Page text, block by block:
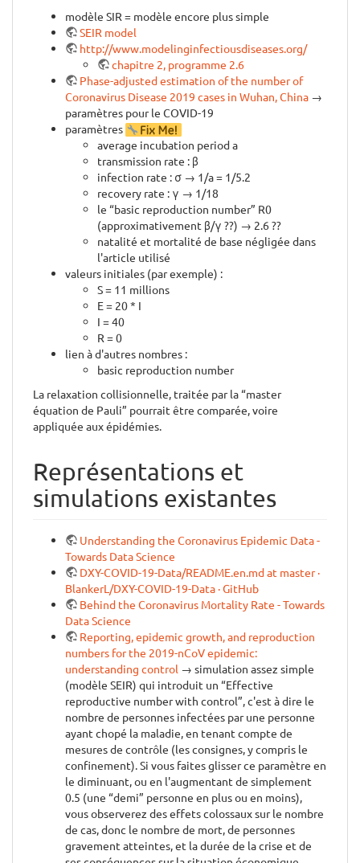
modèle SIR = modèle encore plus simple
SEIR model
http://www.modelinginfectiousdiseases.org/
chapitre 2, programme 2.6
Phase-adjusted estimation of the number of
Coronavirus Disease 2019 cases in Wuhan, China →
paramètres pour le COVID-19
paramètres
average incubation period a
transmission rate : β
infection rate : σ → 1/a = 1/5.2
recovery rate : γ → 1/18
le “basic reproduction number” R0
(approximativement β/γ ??) → 2.6 ??
natalité et mortalité de base négligée dans
l'article utilisé
valeurs initiales (par exemple) :
S = 11 millions
E = 20 * I
I = 40
R = 0
lien à d'autres nombres :
basic reproduction number
La relaxation collisionnelle, traitée par la “master
équation de Pauli” pourrait être comparée, voire
appliquée aux épidémies.
Représentations et
simulations existantes
Understanding the Coronavirus Epidemic Data -
Towards Data Science
DXY-COVID-19-Data/README.en.md at master ·
BlankerL/DXY-COVID-19-Data · GitHub
Behind the Coronavirus Mortality Rate - Towards
Data Science
Reporting, epidemic growth, and reproduction
numbers for the 2019-nCoV epidemic:
understanding control → simulation assez simple
(modèle SEIR) qui introduit un “Effective
reproductive number with control”, c'est à dire le
nombre de personnes infectées par une personne
ayant chopé la maladie, en tenant compte de
mesures de contrôle (les consignes, y compris le
confinement). Si vous faites glisser ce paramètre en
le diminuant, ou en l'augmentant de simplement
0.5 (une “demi” personne en plus ou en moins),
vous observerez des effets colossaux sur le nombre
de cas, donc le nombre de mort, de personnes
gravement atteintes, et la durée de la crise et de